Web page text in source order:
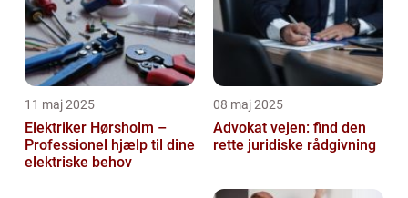
11 maj 2025
Elektriker Hørsholm –
Professionel hjælp til dine
elektriske behov
08 maj 2025
Advokat vejen: find den
rette juridiske rådgivning